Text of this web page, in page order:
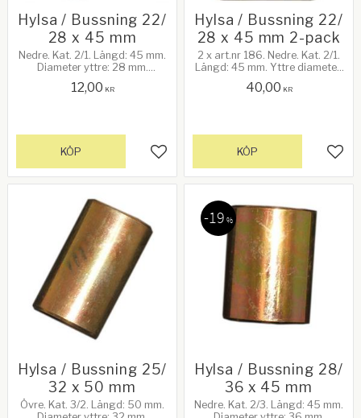
Hylsa / Bussning 22/
28 x 45 mm
Nedre. Kat. 2/1. Längd: 45 mm.
Diameter yttre: 28 mm.
12,00 KR
Lägg till i favoriter
KÖP
Hylsa / Bussning 22/
28 x 45 mm 2-pack
2 x art.nr 186. Nedre. Kat. 2/1.
Längd: 45 mm. Yttre diameter:
40,00 KR
KÖP
Hylsa / Bussning 25/
32 x 50 mm
Övre. Kat. 3/2. Längd: 50 mm.
Hylsa / Bussning 28/
36 x 45 mm
Nedre. Kat. 2/3. Längd: 45 mm.
19 %